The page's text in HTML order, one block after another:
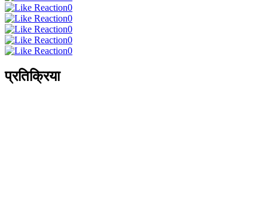
0
0
0
0
0
प्रतिक्रिया